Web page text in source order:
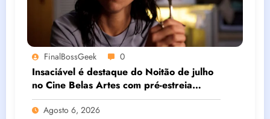
FinalBossGeek 0
Insaciável é destaque do Noitão de julho
no Cine Belas Artes com pré-estreia
exclusiva do novo body horror de Natalie
Erika James
Agosto 6, 2026